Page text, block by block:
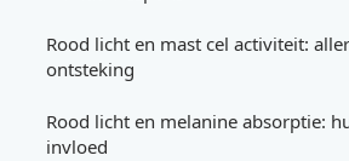
Rood licht en mast cel activiteit:
ontsteking
Rood licht en melanine absorptie:
invloed